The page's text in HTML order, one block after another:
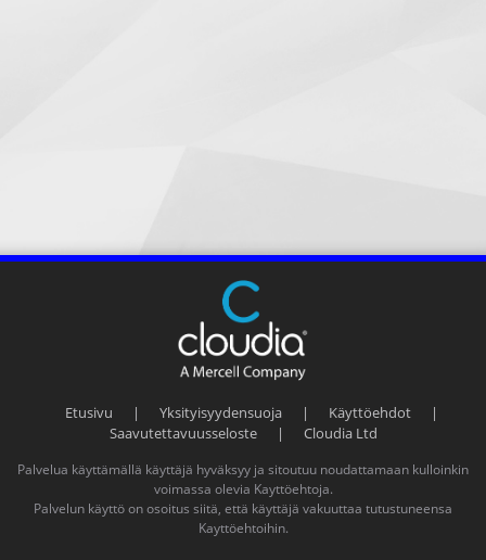
Etusivu | Yksityisyydensuoja | Käyttöehdot
|
Saavutettavuusseloste
| Cloudia Ltd
Palvelua käyttämällä käyttäjä hyväksyy ja sitoutuu noudattamaan kulloinkin
voimassa olevia Kayttöehtoja.
Palvelun käyttö on osoitus siitä, että käyttäjä vakuuttaa tutustuneensa
Kayttöehtoihin.